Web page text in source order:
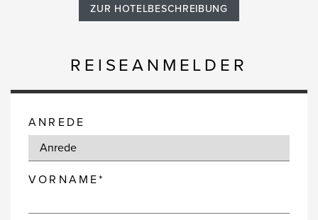
ZUR HOTELBESCHREIBUNG
REISEANMELDER
ANREDE
VORNAME*